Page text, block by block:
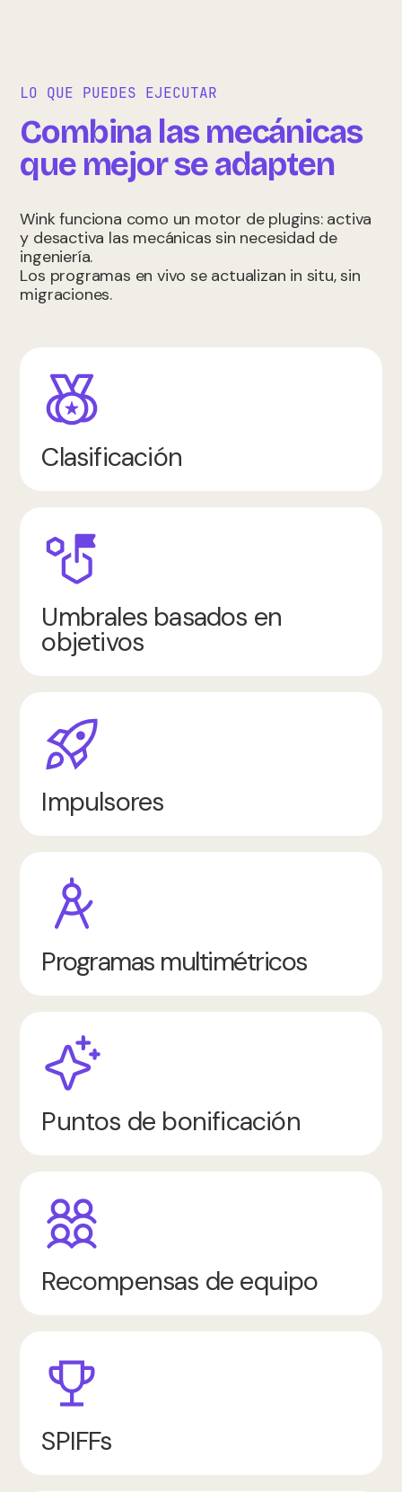
LO QUE PUEDES EJECUTAR
Combina las mecánicas
que mejor se adapten
Wink funciona como un motor de plugins: activa
y desactiva las mecánicas sin necesidad de
ingeniería.
Los programas en vivo se actualizan in situ, sin
migraciones.
Clasificación
Umbrales basados en
objetivos
Impulsores
Programas multimétricos
Puntos de bonificación
Recompensas de equipo
SPIFFs